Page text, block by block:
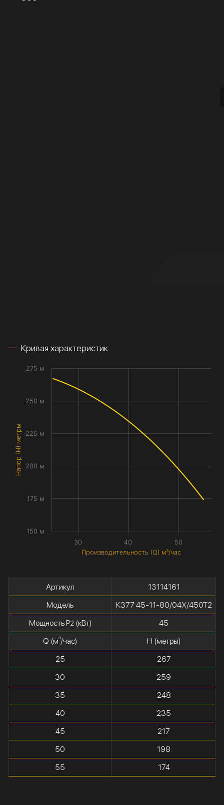
Кривая характеристик
Производительность (Q) м³/час
Напор (H) метры
30 40 50
200 м
150 м
175 м
225 м
250 м
275 м
Артикул
13114161
Модель
К377 45-11-80/04Х/450Т2
Мощность P2(кВт)
45
Q (м³/час)
H (метры)
25
267
30
259
35
248
40
235
45
217
50
198
55
174